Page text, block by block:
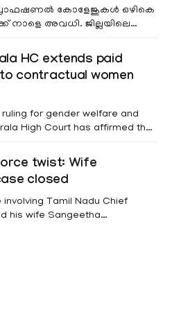
കോളേജുകൾ ഒഴികെ
നാളെ അവധി. ജില്ലയിലെ
HC extends paid
contractual women
for gender welfare and
High Court has affirmed that
medical leave following
the Kerala Service Rules
twist: Wife
closed
Tamil Nadu Chief
his wife Sangeetha
turn after Sangeetha